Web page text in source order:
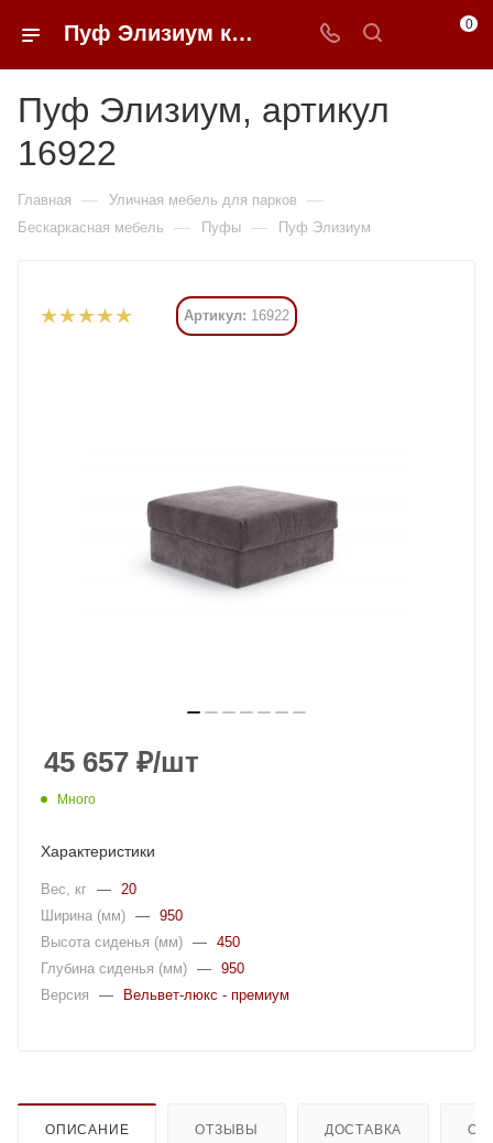
Пуф Элизиум купить в Москве от 35 394 ₽ - 0FFER 0
Пуф Элизиум, артикул
16922
Главная — Уличная мебель для парков —
Бескаркасная мебель — Пуфы — Пуф Элизиум
Артикул: 16922
45 657 ₽/шт
Много
Характеристики
Вес, кг —
20
Ширина (мм) — 950
Высота сиденья (мм) — 450
Глубина сиденья (мм) — 950
Версия
— Вельвет-люкс - премиум
ОПИСАНИЕ ОТЗЫВЫ ДОСТАВКА